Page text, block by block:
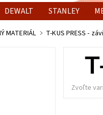
DEWALT STANLEY
MATERIÁL T-KUS PRESS -
Zvoľte